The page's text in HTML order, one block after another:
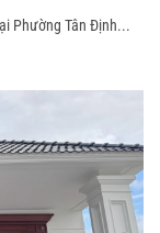
Phường Tân Định...